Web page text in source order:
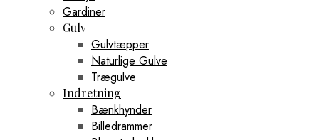
Gardiner
Gulv
Gulvtæpper
Naturlige Gulve
Trægulve
Indretning
Bænkhynder
Billedrammer